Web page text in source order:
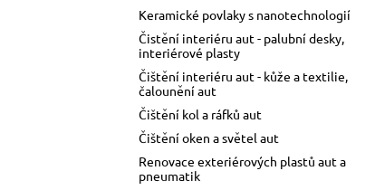
Keramické povlaky s nanotechnologií
Čistění interiéru aut - palubní desky,
interiérové plasty
Čištění interiéru aut - kůže a textilie,
čalounění aut
Čištění kol a ráfků aut
Čištění oken a světel aut
Renovace exteriérových plastů aut a
pneumatik